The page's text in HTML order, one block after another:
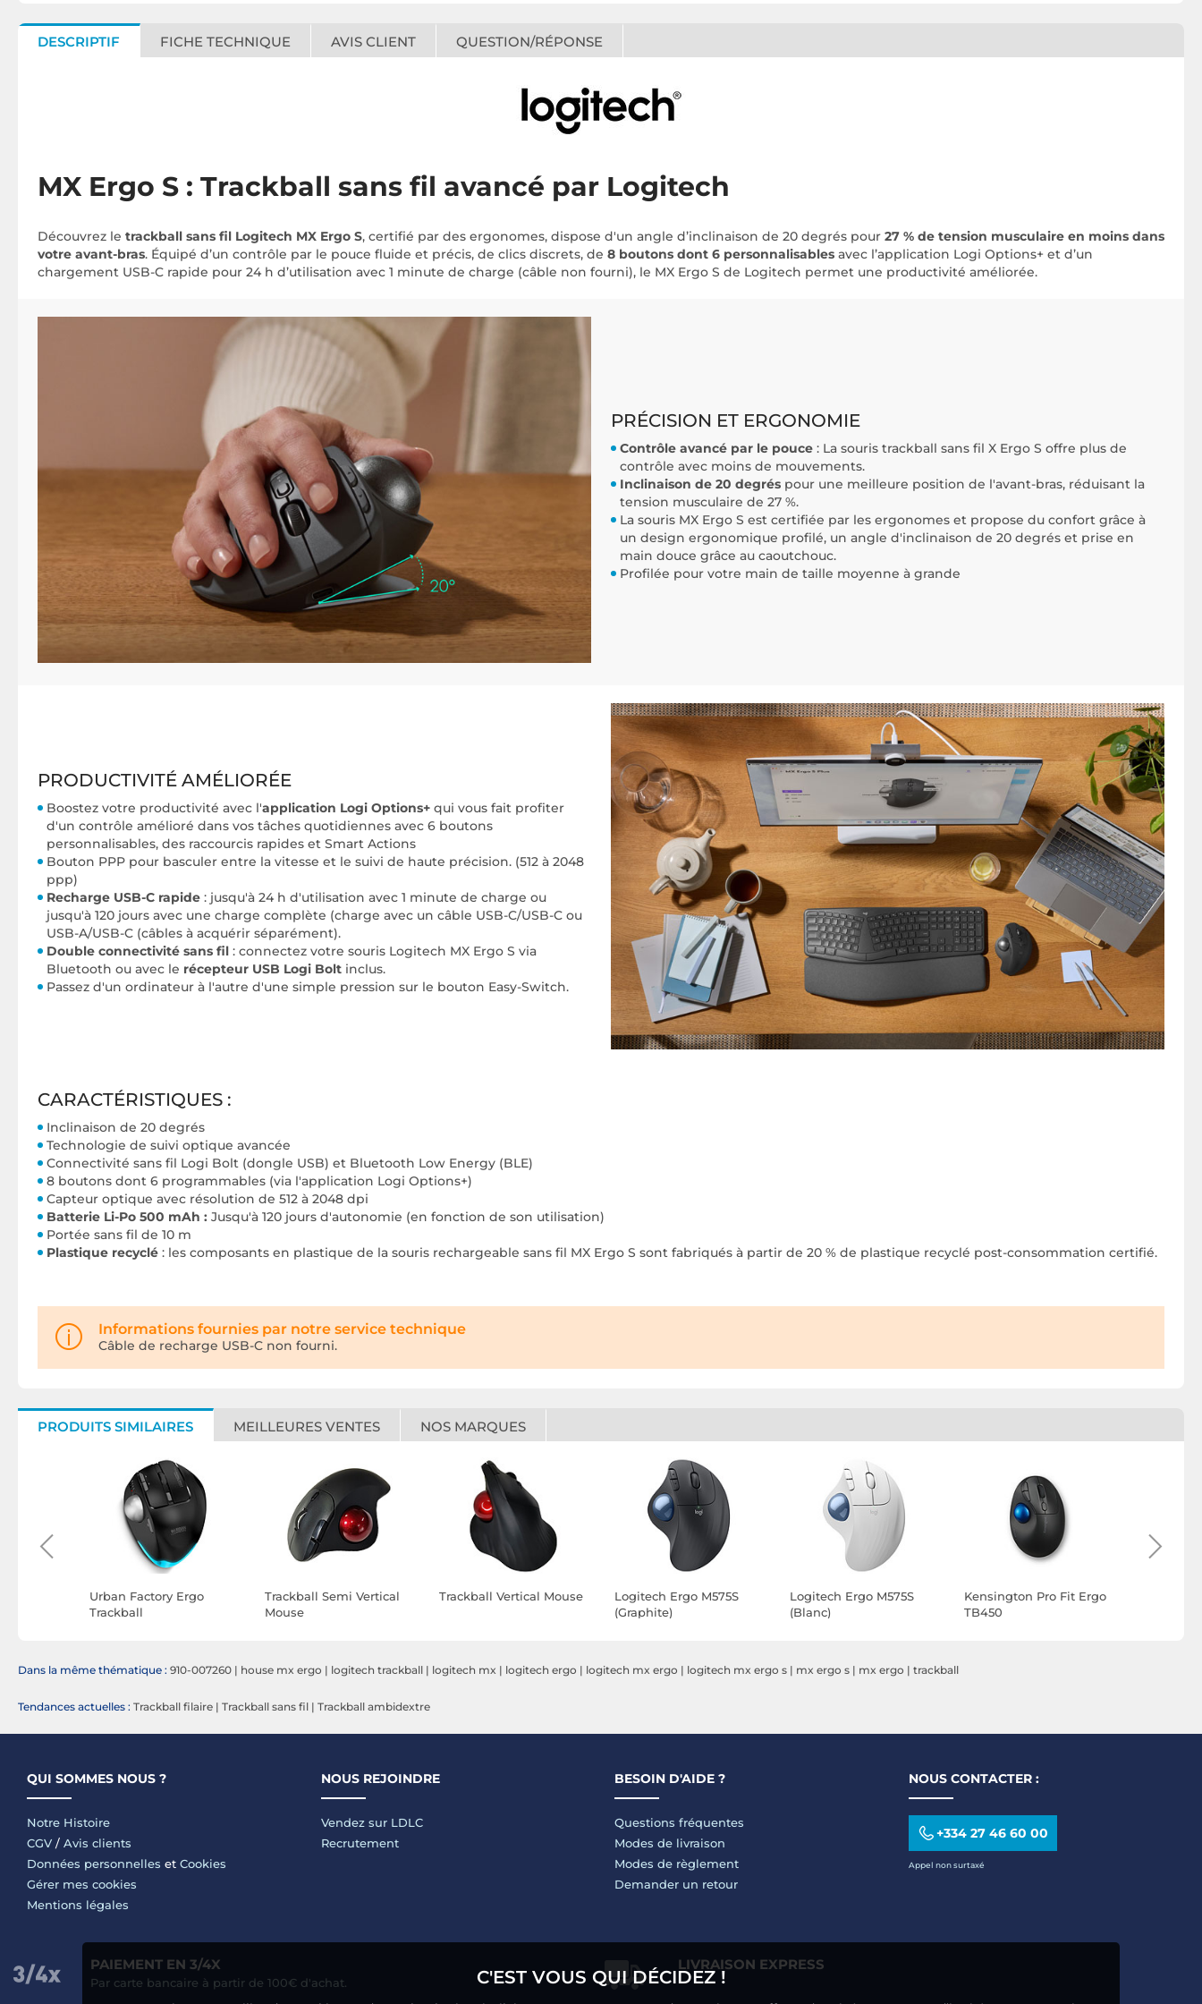
DESCRIPTIF FICHE TECHNIQUE AVIS CLIENT QUESTION/RÉPONSE
MX Ergo S : Trackball sans fil avancé par Logitech
Découvrez le trackball sans fil Logitech MX Ergo S, certifié par des ergonomes, dispose d'un angle d’inclinaison de 20 degrés pour 27 % de tension musculaire en moins dans
votre avant-bras. Équipé d’un contrôle par le pouce fluide et précis, de clics discrets, de 8 boutons dont 6 personnalisables avec l’application Logi Options+ et d’un
chargement USB-C rapide pour 24 h d’utilisation avec 1 minute de charge (câble non fourni), le MX Ergo S de Logitech permet une productivité améliorée.
PRÉCISION ET ERGONOMIE
Contrôle avancé par le pouce : La souris trackball sans fil X Ergo S offre plus de
contrôle avec moins de mouvements.
Inclinaison de 20 degrés pour une meilleure position de l'avant-bras, réduisant la
tension musculaire de 27 %.
La souris MX Ergo S est certifiée par les ergonomes et propose du confort grâce à
un design ergonomique profilé, un angle d'inclinaison de 20 degrés et prise en
main douce grâce au caoutchouc.
Profilée pour votre main de taille moyenne à grande
PRODUCTIVITÉ AMÉLIORÉE
Boostez votre productivité avec l'application Logi Options+ qui vous fait profiter
d'un contrôle amélioré dans vos tâches quotidiennes avec 6 boutons
personnalisables, des raccourcis rapides et Smart Actions
Bouton PPP pour basculer entre la vitesse et le suivi de haute précision. (512 à 2048
ppp)
Recharge USB-C rapide : jusqu'à 24 h d'utilisation avec 1 minute de charge ou
jusqu'à 120 jours avec une charge complète (charge avec un câble USB-C/USB-C ou
USB-A/USB-C (câbles à acquérir séparément).
Double connectivité sans fil : connectez votre souris Logitech MX Ergo S via
Bluetooth ou avec le récepteur USB Logi Bolt inclus.
Passez d'un ordinateur à l'autre d'une simple pression sur le bouton Easy-Switch.
CARACTÉRISTIQUES :
Inclinaison de 20 degrés
Technologie de suivi optique avancée
Connectivité sans fil Logi Bolt (dongle USB) et Bluetooth Low Energy (BLE)
8 boutons dont 6 programmables (via l'application Logi Options+)
Capteur optique avec résolution de 512 à 2048 dpi
Batterie Li-Po 500 mAh : Jusqu'à 120 jours d'autonomie (en fonction de son utilisation)
Portée sans fil de 10 m
Plastique recyclé : les composants en plastique de la souris rechargeable sans fil MX Ergo S sont fabriqués à partir de 20 % de plastique recyclé post-consommation certifié.
Informations fournies par notre service technique
Câble de recharge USB-C non fourni.
PRODUITS SIMILAIRES MEILLEURES VENTES NOS MARQUES
Urban Factory Ergo
Trackball
Trackball Semi Vertical
Mouse
Trackball Vertical Mouse
Logitech Ergo M575S
(Graphite)
Logitech Ergo M575S
(Blanc)
Kensington Pro Fit Ergo
TB450
Dans la même thématique : 910-007260 | house mx ergo | logitech trackball | logitech mx | logitech ergo | logitech mx ergo | logitech mx ergo s | mx ergo s | mx ergo | trackball
Tendances actuelles : Trackball filaire | Trackball sans fil | Trackball ambidextre
QUI SOMMES NOUS ?
Notre Histoire
CGV / Avis clients
Données personnelles et Cookies
Gérer mes cookies
Mentions légales
NOUS REJOINDRE
Vendez sur LDLC
Recrutement
BESOIN D'AIDE ?
Questions fréquentes
Modes de livraison
Modes de règlement
Demander un retour
NOUS CONTACTER :
+334 27 46 60 00
Appel non surtaxé
PAIEMENT EN 3/4X
Par carte bancaire à partir de 100€ d'achat.
LIVRAISON EXPRESS
C'EST VOUS QUI DÉCIDEZ !